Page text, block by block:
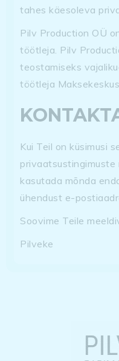
tahes käesoleva
Pilv Production OÜ
töötleja. Pilv
teostamiseks
töötleja
Kui Teil on küsimusi
kasutada mõnda
ühendust e-
Soovime Teile
Pilveke